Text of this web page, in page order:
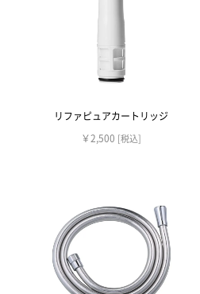
リファピュアカートリッジ
￥2,500 [税込]